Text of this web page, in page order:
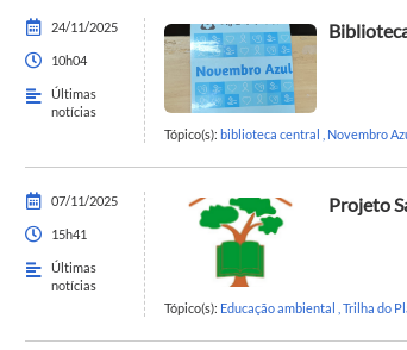
24/11/2025
10h04
Últimas
notícias
Tópico(s): biblioteca central Novembro
07/11/2025
15h41
Últimas
notícias
Projeto
Tópico(s): Educação ambiental Trilha do